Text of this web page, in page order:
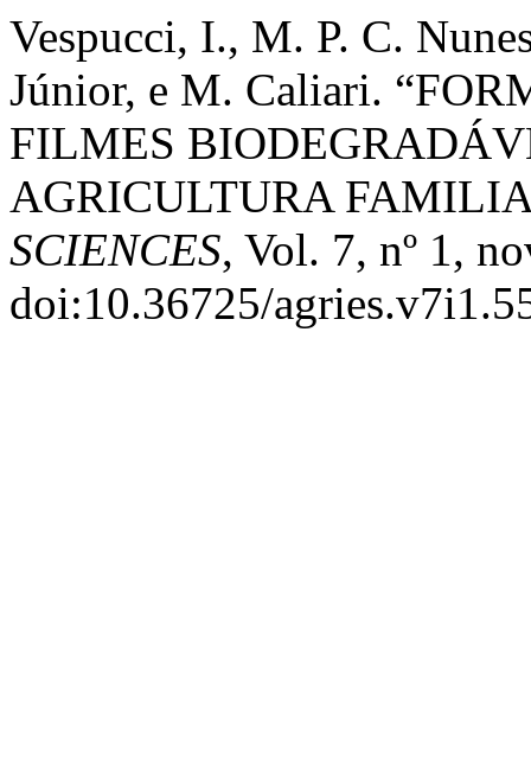
Vespucci, I., M. P. C.
Júnior, e M. Caliari.
FILMES
AGRICULTURA
SCIENCES, Vol. 7, nº 1,
doi:10.36725/